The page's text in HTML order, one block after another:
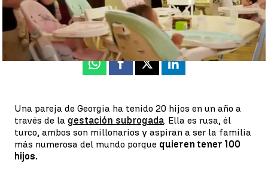
Javier Hernández |
María José Zamora
Actualizado:07 de junio de 2021, 19:21
Publicado:07 de junio de 2021, 16:54
Whatsapp
Facebook
X Linkedin
Una pareja de Georgia ha tenido 20 hijos en un año a
través de la gestación subrogada. Ella es rusa, él
turco, ambos son millonarios y aspiran a ser la familia
más numerosa del mundo porque quieren tener 100
hijos.